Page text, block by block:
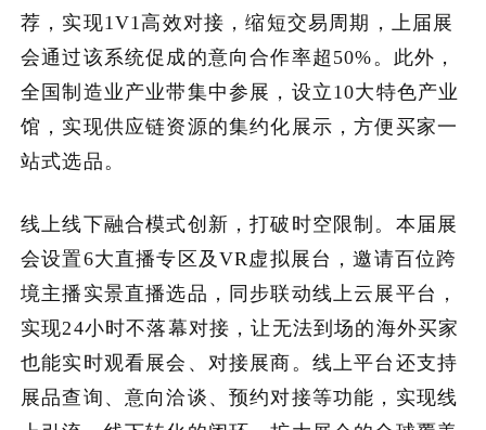
荐，实现1V1高效对接，缩短交易周期，上届展
会通过该系统促成的意向合作率超50%。此外，
全国制造业产业带集中参展，设立10大特色产业
馆，实现供应链资源的集约化展示，方便买家一
站式选品。
线上线下融合模式创新，打破时空限制。本届展
会设置6大直播专区及VR虚拟展台，邀请百位跨
境主播实景直播选品，同步联动线上云展平台，
实现24小时不落幕对接，让无法到场的海外买家
也能实时观看展会、对接展商。线上平台还支持
展品查询、意向洽谈、预约对接等功能，实现线